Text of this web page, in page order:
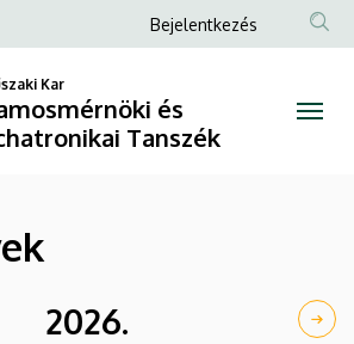
Anonim
fiók
menüje
Bejelentkezés
Kar
és
Tanszék
2026.